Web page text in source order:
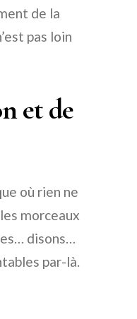
de la
pas loin
et de
où rien ne
morceaux
disons…
par-là.